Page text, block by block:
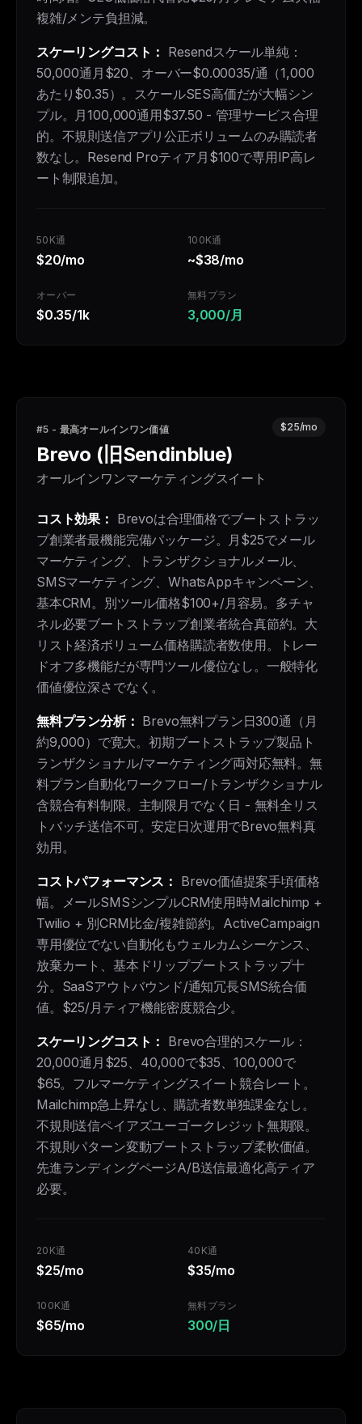
複雑/メンテ負担減。
スケーリングコスト： Resendスケール単純：
50,000通月$20、オーバー$0.00035/通（1,000
あたり$0.35）。スケールSES高価だが大幅シン
プル。月100,000通用$37.50 - 管理サービス合理
的。不規則送信アプリ公正ボリュームのみ購読者
数なし。Resend Proティア月$100で専用IP高レ
ート制限追加。
50K通
$20/mo
100K通
~$38/mo
オーバー
$0.35/1k
無料プラン
3,000/月
#5 - 最高オールインワン価値
Brevo (旧Sendinblue)
オールインワンマーケティングスイート
$25/mo
コスト効果： Brevoは合理価格でブートストラッ
プ創業者最機能完備パッケージ。月$25でメール
マーケティング、トランザクショナルメール、
SMSマーケティング、WhatsAppキャンペーン、
基本CRM。別ツール価格$100+/月容易。多チャ
ネル必要ブートストラップ創業者統合真節約。大
リスト経済ボリューム価格購読者数使用。トレー
ドオフ多機能だが専門ツール優位なし。一般特化
価値優位深さでなく。
無料プラン分析： Brevo無料プラン日300通（月
約9,000）で寛大。初期ブートストラップ製品ト
ランザクショナル/マーケティング両対応無料。無
料プラン自動化ワークフロー/トランザクショナル
含競合有料制限。主制限月でなく日 - 無料全リス
トバッチ送信不可。安定日次運用でBrevo無料真
効用。
コストパフォーマンス： Brevo価値提案手頃価格
幅。メールSMSシンプルCRM使用時Mailchimp +
Twilio + 別CRM比金/複雑節約。ActiveCampaign
専用優位でない自動化もウェルカムシーケンス、
放棄カート、基本ドリップブートストラップ十
分。SaaSアウトバウンド/通知冗長SMS統合価
値。$25/月ティア機能密度競合少。
スケーリングコスト： Brevo合理的スケール：
20,000通月$25、40,000で$35、100,000で
$65。フルマーケティングスイート競合レート。
Mailchimp急上昇なし、購読者数単独課金なし。
不規則送信ペイアズユーゴークレジット無期限。
不規則パターン変動ブートストラップ柔軟価値。
先進ランディングページA/B送信最適化高ティア
必要。
20K通
$25/mo
40K通
$35/mo
100K通
$65/mo
無料プラン
300/日